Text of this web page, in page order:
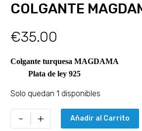
COLGANTE
€35.00
Colgante turquesa MAGDAMA
Plata de ley 925
Solo quedan 1 disponibles
- + Añadir al Carrito